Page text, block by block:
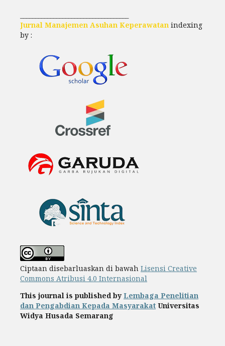
Jurnal Manajemen Asuhan Keperawatan indexing
by :
Ciptaan disebarluaskan di bawah Lisensi Creative
Commons Atribusi 4.0 Internasional
This journal is published by Lembaga Penelitian
dan Pengabdian Kepada Masyarakat Universitas
Widya Husada Semarang